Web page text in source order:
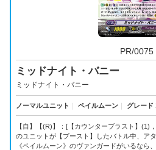
PR/0075
ミッドナイト・バニー
ミッドナイト・バニー
ノーマルユニット ｜ ペイルムーン ｜ グレード
【自】【(R)】：[【カウンターブラスト】(1)
のユニットが【ブースト】したバトル中、ア
《ペイルムーン》のヴァンガードがいるなら